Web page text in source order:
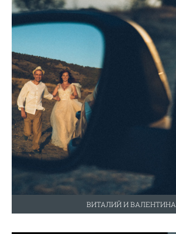
ВИТАЛИЙ И ВАЛЕНТИНА